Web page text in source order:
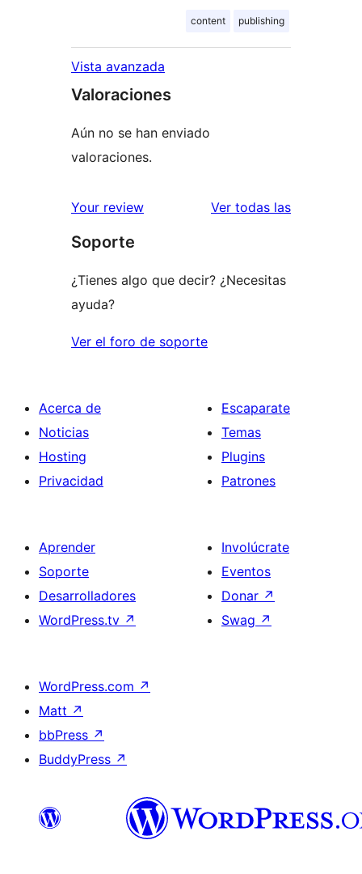
content publishing
Vista avanzada
Valoraciones
Aún no se han enviado
valoraciones.
Your review Ver todas las
Soporte
¿Tienes algo que decir? ¿Necesitas
ayuda?
Ver el foro de soporte
Acerca de
Noticias
Hosting
Privacidad
Escaparate
Temas
Plugins
Patrones
Aprender
Soporte
Desarrolladores
WordPress.tv ↗
Involúcrate
Eventos
Donar ↗
Swag ↗
WordPress.com ↗
Matt ↗
bbPress ↗
BuddyPress ↗